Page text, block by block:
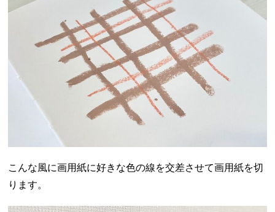
こんな風に画用紙に好きな色の線を交差させて画用紙を切
ります。